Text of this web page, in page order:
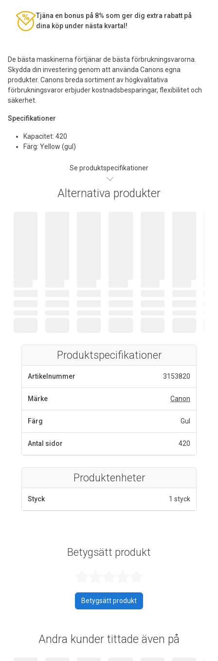
De bästa maskinerna förtjänar de bästa förbrukningsvarorna.
Skydda din investering genom att använda Canons egna
produkter. Canons breda sortiment av högkvalitativa
förbrukningsvaror erbjuder kostnadsbesparingar, flexibilitet och
säkerhet.
Specifikationer
Kapacitet: 420
Färg: Yellow (gul)
Se produktspecifikationer
Tjäna en bonus på 8% som ger dig extra rabatt på
dina köp under nästa kvartal!
Alternativa produkter
Produktspecifikationer
Artikelnummer 3153820
Märke Canon
Färg Gul
Antal sidor 420
Produktenheter
Styck 1 styck
Betygsätt produkt
Betygsätt produkt
Andra kunder tittade även på